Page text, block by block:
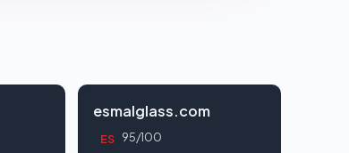
esmalglass.com
ES 95/100